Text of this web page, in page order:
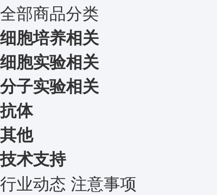
全部商品分类
细胞培养相关
细胞实验相关
分子实验相关
抗体
其他
技术支持
行业动态 注意事项